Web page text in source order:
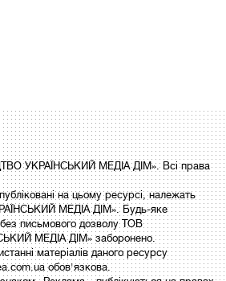
УКРАЇНСЬКИЙ МЕДІА ДІМ». Всі права
на цьому ресурсі, належать
МЕДІА ДІМ». Будь-яке
письмового дозволу ТОВ
МЕДІА ДІМ» заборонено.
матеріалів даного ресурсу
обов'язкова.